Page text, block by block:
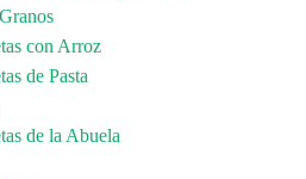
con Arroz
de Pasta
de la Abuela